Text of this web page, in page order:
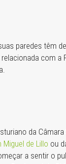
paredes têm
com a
da Câmara
Miguel de Lillo ou
a sentir o